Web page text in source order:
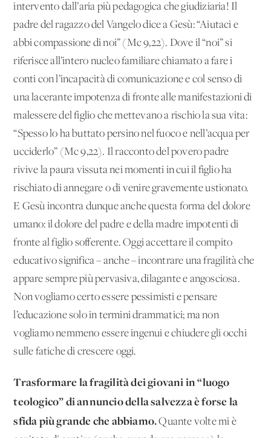
intervento dall’aria più pedagogica che giudiziaria! Il
padre del ragazzo del Vangelo dice a Gesù: “Aiutaci e
abbi compassione di noi” (Mc 9,22). Dove il “noi” si
riferisce all’intero nucleo familiare chiamato a fare i
conti con l’incapacità di comunicazione e col senso di
una lacerante impotenza di fronte alle manifestazioni di
malessere del figlio che mettevano a rischio la sua vita:
“Spesso lo ha buttato persino nel fuoco e nell’acqua per
ucciderlo” (Mc 9,22). Il racconto del povero padre
rivive la paura vissuta nei momenti in cui il figlio ha
rischiato di annegare o di venire gravemente ustionato.
E Gesù incontra dunque anche questa forma del dolore
umano: il dolore del padre e della madre impotenti di
fronte al figlio sofferente. Oggi accettare il compito
educativo significa – anche – incontrare una fragilità che
appare sempre più pervasiva, dilagante e angosciosa.
Non vogliamo certo essere pessimisti e pensare
l’educazione solo in termini drammatici; ma non
vogliamo nemmeno essere ingenui e chiudere gli occhi
sulle fatiche di crescere oggi.
Trasformare la fragilità dei giovani in “luogo
teologico” di annuncio della salvezza è forse la
sfida più grande che abbiamo.Quante volte mi è